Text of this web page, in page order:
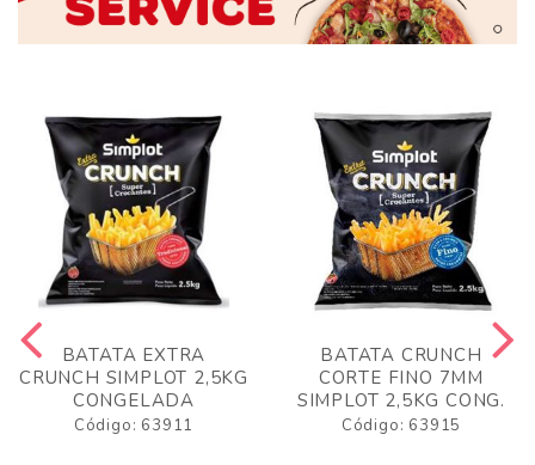
BATATA EXTRA
CRUNCH SIMPLOT 2,5KG
CONGELADA
Código: 63911
BATATA CRUNCH
CORTE FINO 7MM
SIMPLOT 2,5KG CONG.
Código: 63915